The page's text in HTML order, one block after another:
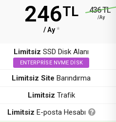
246TL 436 TL
/Ay
214,14 TL
/Yıllık
/ Ay*
Limitsiz SSD Disk Alanı
ENTERPRISE NVME DISK
Limitsiz Site Barındırma
Limitsiz Trafik
Limitsiz E-posta Hesabı